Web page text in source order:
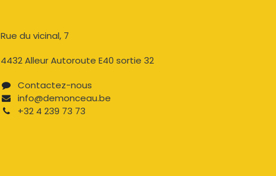
Rue du vicinal, 7​
4432 Alleur Autoroute E40 sortie 32
Contactez-nous​
info@demonceau.be
+32 4 239 73 73​​